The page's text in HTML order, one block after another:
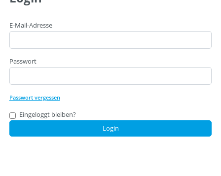
E-Mail-Adresse
Passwort
Passwort vergessen
Eingeloggt bleiben?
Login